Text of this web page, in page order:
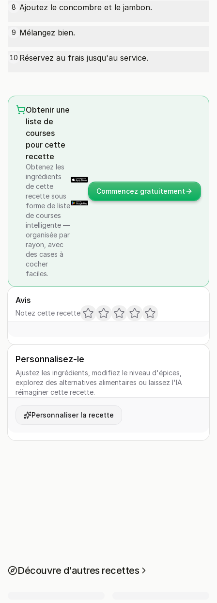
8 Ajoutez le concombre et le jambon.
9 Mélangez bien.
10 Réservez au frais jusqu'au service.
Obtenir une
liste de
courses
pour cette
recette
Obtenez les
ingrédients
de cette
recette sous
forme de liste
de courses
intelligente —
organisée par
rayon, avec
des cases à
cocher
faciles.
Commencez gratuitement
Avis
Notez cette recette
Personnalisez-le
Ajustez les ingrédients, modifiez le niveau d'épices,
explorez des alternatives alimentaires ou laissez l'IA
réimaginer cette recette.
Personnaliser la recette
Découvre d'autres recettes